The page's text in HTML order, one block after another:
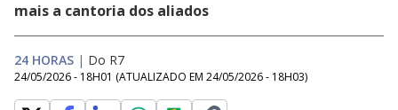
mais a cantoria dos aliados
24 HORAS | Do R7
24/05/2026 - 18H01 (ATUALIZADO EM 24/05/2026 - 18H03)